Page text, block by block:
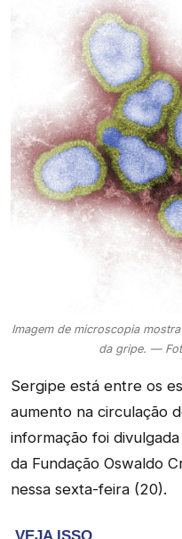
Imagem de microscopia
da gripe. —
Sergipe está entre os
aumento na circulação
informação foi
da Fundação Oswaldo
nessa sexta-feira (20).